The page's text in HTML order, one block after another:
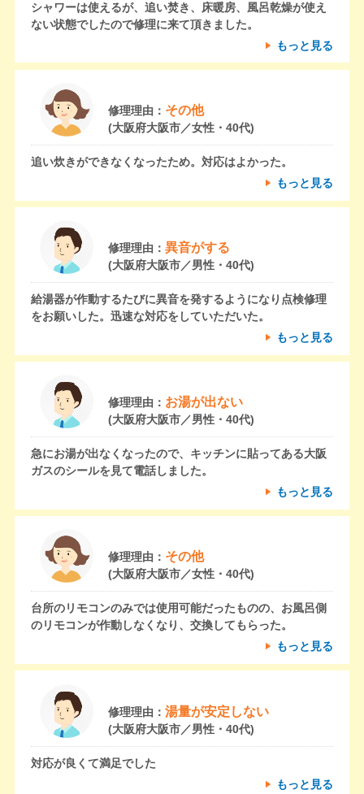
シャワーは使えるが、追い焚き、床暖房、風呂乾燥が使え
ない状態でしたので修理に来て頂きました。
もっと見る
修理理由： その他
(大阪府大阪市／女性・40代)
追い炊きができなくなったため。対応はよかった。
もっと見る
修理理由： 異音がする
(大阪府大阪市／男性・40代)
給湯器が作動するたびに異音を発するようになり点検修理
をお願いした。迅速な対応をしていただいた。
もっと見る
修理理由： お湯が出ない
(大阪府大阪市／男性・40代)
急にお湯が出なくなったので、キッチンに貼ってある大阪
ガスのシールを見て電話しました。
もっと見る
修理理由： その他
(大阪府大阪市／女性・40代)
台所のリモコンのみでは使用可能だったものの、お風呂側
のリモコンが作動しなくなり、交換してもらった。
もっと見る
修理理由： 湯量が安定しない
(大阪府大阪市／男性・40代)
対応が良くて満足でした
もっと見る